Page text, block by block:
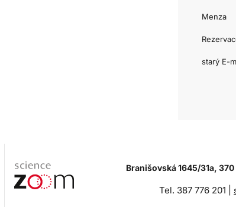
Menza
starý E-
Branišovská 1645/31a,
Tel. 387 776 201 |